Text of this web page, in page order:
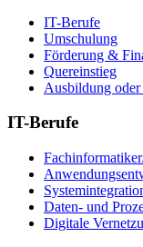
IT-Berufe
Umschulung
Förderung &
Quereinstieg
Ausbildung
IT-Berufe
Daten- und
Digitale